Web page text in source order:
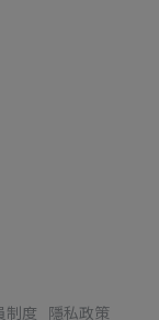
制度 隱私政策